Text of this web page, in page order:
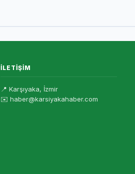
İLETIŞIM
📍 Karşıyaka, İzmir
✉️ haber@karsiyakahaber.com